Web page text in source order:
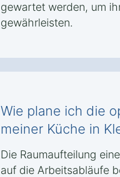
gewartet werden, um
gewährleisten.
Wie plane ich die
meiner Küche in
Die Raumaufteilung
auf die Arbeitsabläufe